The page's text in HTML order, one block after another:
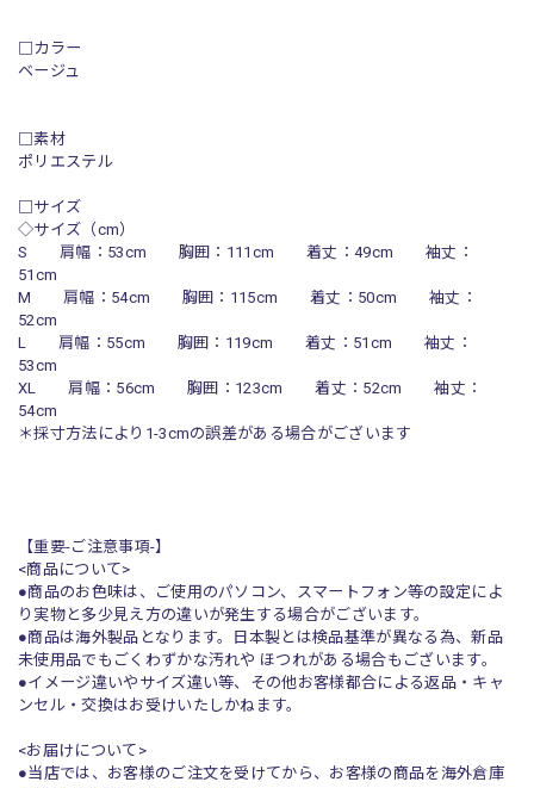
□カラー
ベージュ
□素材
ポリエステル
□サイズ
◇サイズ（cm）
S 肩幅：53cm 胸囲：111cm 着丈：49cm 袖丈：
51cm
M 肩幅：54cm 胸囲：115cm 着丈：50cm 袖丈：
52cm
L 肩幅：55cm 胸囲：119cm 着丈：51cm 袖丈：
53cm
XL 肩幅：56cm 胸囲：123cm 着丈：52cm 袖丈：
54cm
＊採寸方法により1-3cmの誤差がある場合がございます
【重要-ご注意事項-】
<商品について>
●商品のお色味は、ご使用のパソコン、スマートフォン等の設定によ
り実物と多少見え方の違いが発生する場合がございます。
●商品は海外製品となります。日本製とは検品基準が異なる為、新品
未使用品でもごくわずかな汚れや ほつれがある場合もございます。
●イメージ違いやサイズ違い等、その他お客様都合による返品・キャ
ンセル・交換はお受けいたしかねます。
<お届けについて>
●当店では、お客様のご注文を受けてから、お客様の商品を海外倉庫